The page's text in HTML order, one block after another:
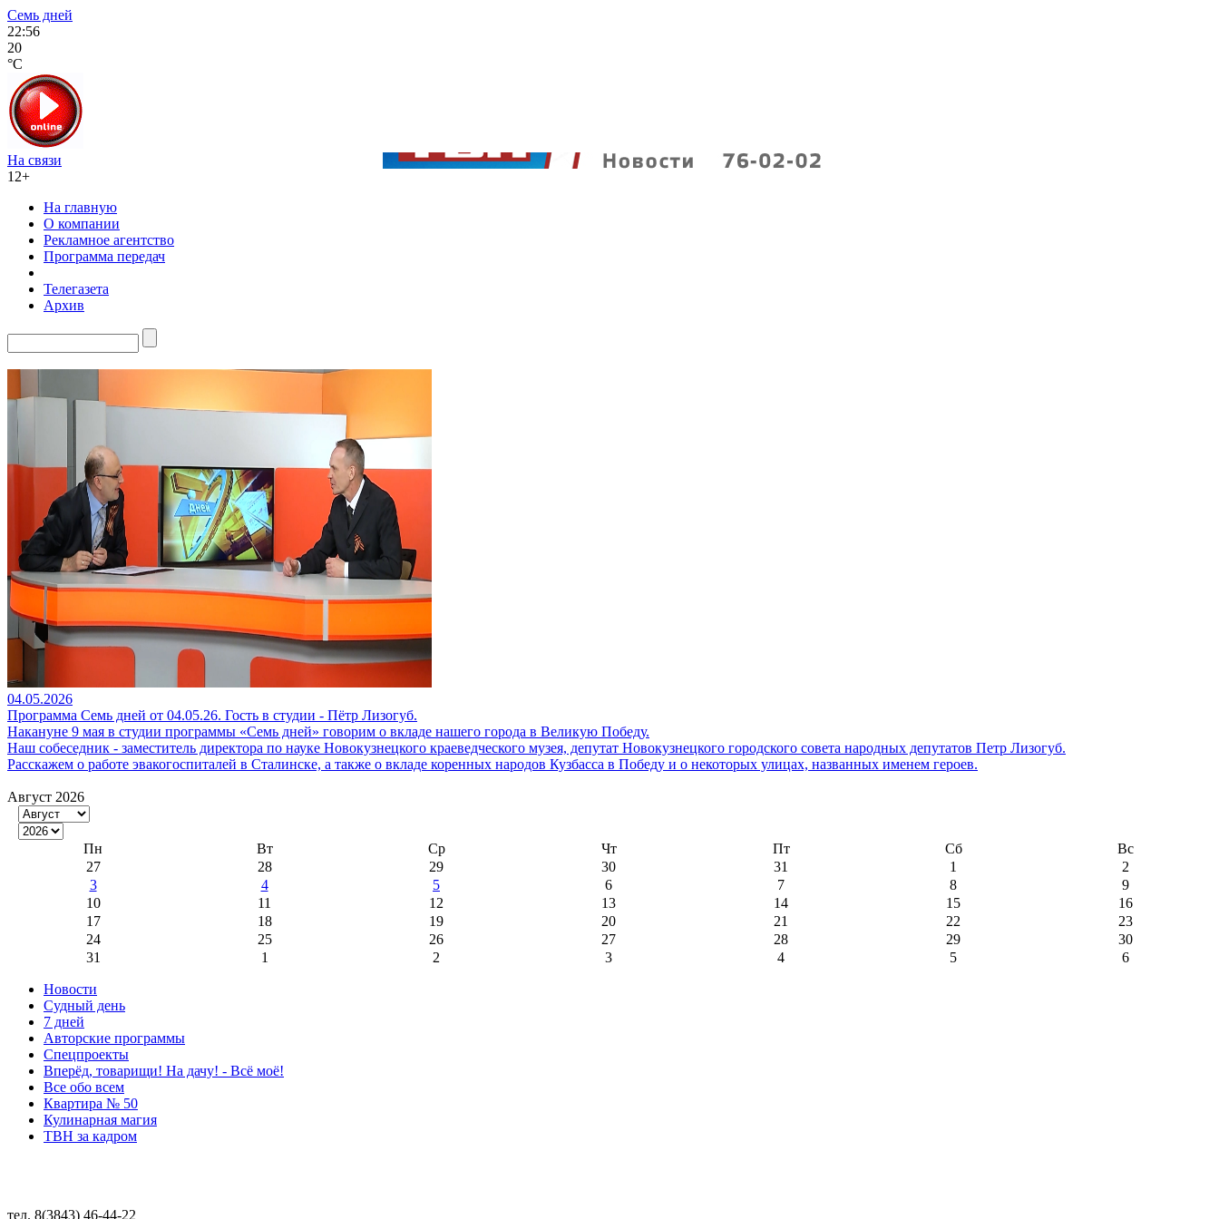
Семь дней
22:56
20
°C
На связи
12+
На главную
О компании
Рекламное агентство
Программа передач
Телегазета
Архив
04.05.2026
Программа Семь дней от 04.05.26. Гость в студии - Пётр Лизогуб.
Накануне 9 мая в студии программы «Семь дней» говорим о вкладе нашего города в Великую Победу.
Наш собеседник - заместитель директора по науке Новокузнецкого краеведческого музея, депутат Новокузнецкого городского совета народных депутатов Петр Лизогуб.
Расскажем о работе эвакогоспиталей в Сталинске, а также о вкладе коренных народов Кузбасса в Победу и о некоторых улицах, названных именем героев.
Август 2026
Пн Вт Ср Чт Пт Сб
Вс
27
28 29 30 31 1
2
3
4 5 6 7 8
9
10
11 12 13 14 15
16
17
18 19 20 21 22
23
24
25 26 27 28 29
30
31
1 2 3 4 5 6
Новости
Судный день
7 дней
Авторские программы
Спецпроекты
Вперёд, товарищи! На дачу! - Всё моё!
Все обо всем
Квартира № 50
Кулинарная магия
ТВН за кадром
тел. 8(3843) 46-44-22